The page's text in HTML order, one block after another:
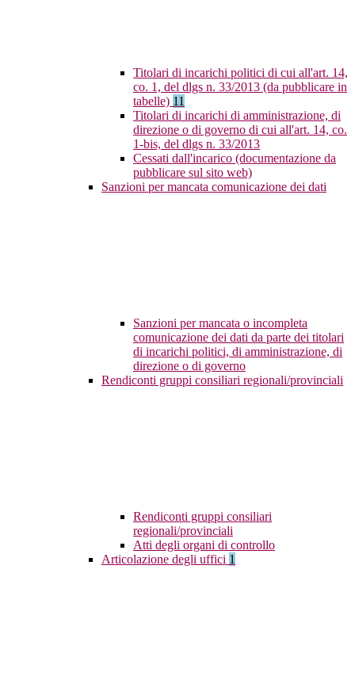
Titolari di incarichi politici di cui all'art. 14,
co. 1, del dlgs n. 33/2013 (da pubblicare in
tabelle) 11
Titolari di incarichi di amministrazione, di
direzione o di governo di cui all'art. 14, co.
1-bis, del dlgs n. 33/2013
Cessati dall'incarico (documentazione da
pubblicare sul sito web)
Sanzioni per mancata comunicazione dei dati
Sanzioni per mancata o incompleta
comunicazione dei dati da parte dei titolari
di incarichi politici, di amministrazione, di
direzione o di governo
Rendiconti gruppi consiliari regionali/provinciali
Rendiconti gruppi consiliari
regionali/provinciali
Atti degli organi di controllo
Articolazione degli uffici 1